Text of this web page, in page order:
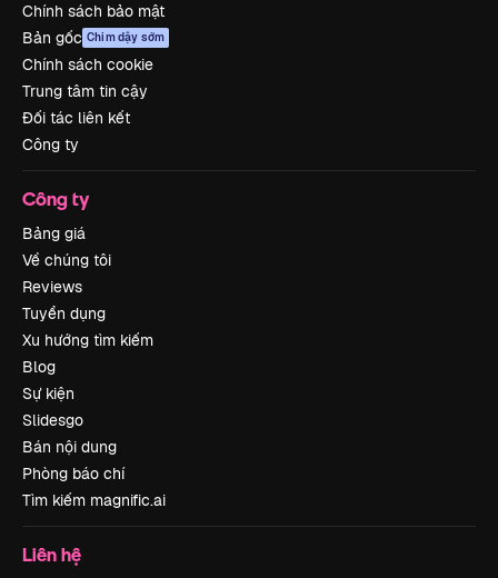
Chính sách bảo mật
Bản gốc Chim dậy sớm
Chính sách cookie
Trung tâm tin cậy
Đối tác liên kết
Công ty
Công ty
Bảng giá
Về chúng tôi
Reviews
Tuyển dụng
Xu hướng tìm kiếm
Blog
Sự kiện
Slidesgo
Bán nội dung
Phòng báo chí
Tìm kiếm magnific.ai
Liên hệ